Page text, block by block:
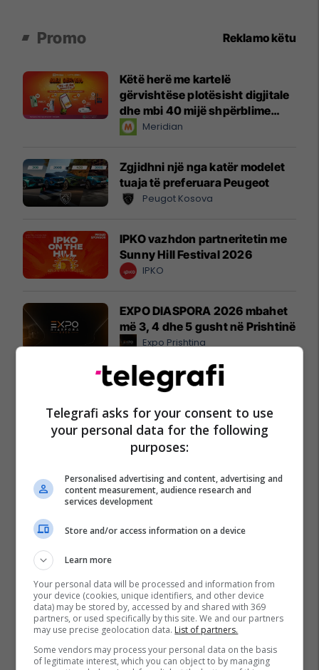
Promo Reklamo këtu
Këtë herë me kartelë
gërvishtëse plotësisht digjitale
dhe mbi 40 mijë shpërblime
instant!Meridian
Zgjidhni një nga katër modelet
tuaja të preferuara Peugeot
Peugot Kosova
IPKO vazhdon partneritetin me
Sunny Hill Festival 2026
IPKO
EXPO DIASPORA 2026 mbahet
më 3, 4 dhe 5 gusht në Prishtinë
Expo Prishtina
Telegrafi asks for your consent to use
your personal data for the following
purposes:
Personalised advertising and content, advertising and
content measurement, audience research and
services development
Store and/or access information on a device
Learn more
Your personal data will be processed and information from
your device (cookies, unique identifiers, and other device
data) may be stored by, accessed by and shared with 369
partners, or used specifically by this site. We and our partners
may use precise geolocation data. List of partners.
Some vendors may process your personal data on the basis
of legitimate interest, which you can object to by managing